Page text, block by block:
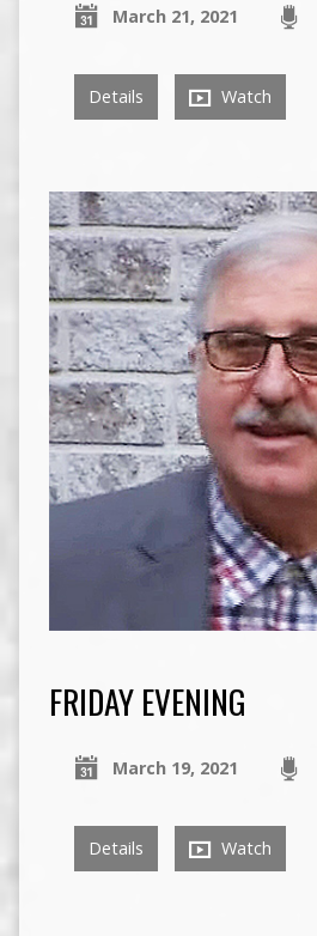
March 21, 2021
Details Watch
FRIDAY EVENING
March 19, 2021
Details Watch